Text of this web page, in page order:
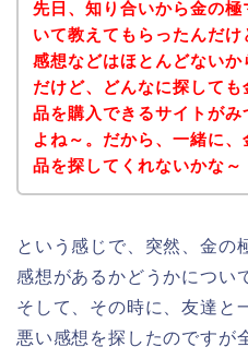
先日、知り合いから金の極
いて教えてもらったんだけ
感想などはほとんどないか
だけど、どんなに探しても
品を購入できるサイトが
よね～。だから、一緒に
品を探してくれないかな～
という感じで、突然、金の
感想があるかどうかについ
そして、その時に、友達と
悪い感想を探したのですが